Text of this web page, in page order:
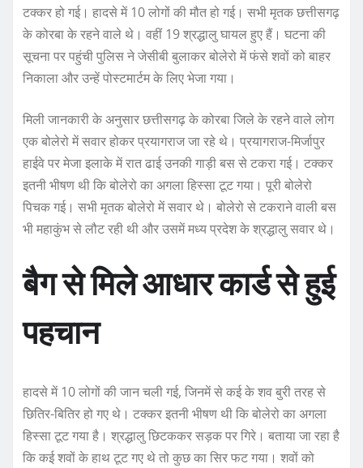
टक्कर हो गई। हादसे में 10 लोगों की मौत हो गई। सभी मृतक छत्तीसगढ़
के कोरबा के रहने वाले थे। वहीं 19 श्रद्धालु घायल हुए हैं। घटना की
सूचना पर पहुंची पुलिस ने जेसीबी बुलाकर बोलेरो में फंसे शवों को बाहर
निकाला और उन्हें पोस्टमार्टम के लिए भेजा गया।
मिली जानकारी के अनुसार छत्तीसगढ़ के कोरबा जिले के रहने वाले लोग
एक बोलेरो में सवार होकर प्रयागराज जा रहे थे। प्रयागराज-मिर्जापुर
हाईवे पर मेजा इलाके में रात ढाई उनकी गाड़ी बस से टकरा गई। टक्कर
इतनी भीषण थी कि बोलेरो का अगला हिस्सा टूट गया। पूरी बोलेरो
पिचक गई। सभी मृतक बोलेरो में सवार थे। बोलेरो से टकराने वाली बस
भी महाकुंभ से लौट रही थी और उसमें मध्य प्रदेश के श्रद्धालु सवार थे।
बैग से म‍िले आधार कार्ड से हुई
पहचान
हादसे में 10 लोगों की जान चली गई, जिनमें से कई के शव बुरी तरह से
छ‍ित‍िर-ब‍ित‍िर हो गए थे। टक्कर इतनी भीषण थी कि बोलेरो का अगला
हिस्सा टूट गया है। श्रद्धालु छिटककर सड़क पर गिरे। बताया जा रहा है
क‍ि कई शवों के हाथ टूट गए थे तो कुछ का सिर फट गया। शवों को